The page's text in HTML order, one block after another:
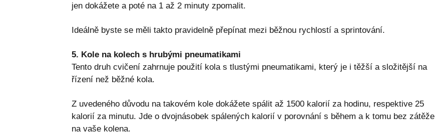
jen dokážete a poté na 1 až 2 minuty zpomalit.
Ideálně byste se měli takto pravidelně přepínat mezi běžnou rychlostí a sprintování.
5. Kole na kolech s hrubými pneumatikami
Tento druh cvičení zahrnuje použití kola s tlustými pneumatikami, který je i těžší a složitější na
řízení než běžné kola.
Z uvedeného důvodu na takovém kole dokážete spálit až 1500 kalorií za hodinu, respektive 25
kalorií za minutu. Jde o dvojnásobek spálených kalorií v porovnání s během a k tomu bez zátěže
na vaše kolena.